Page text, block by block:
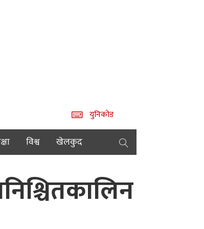
युनिकोड
विश्व खेलकुद